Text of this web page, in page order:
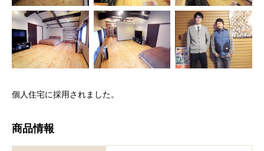
個人住宅に採用されました。
商品情報